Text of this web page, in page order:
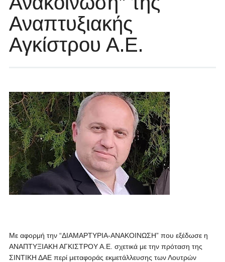
Αναπτυξιακής
Αγκίστρου Α.Ε.
Με αφορμή την “ΔΙΑΜΑΡΤΥΡΙΑ-ΑΝΑΚΟΙΝΩΣΗ” που εξέδωσε η
ΑΝΑΠΤΥΞΙΑΚΗ ΑΓΚΙΣΤΡΟΥ Α.Ε. σχετικά με την πρόταση της
ΣΙΝΤΙΚΗ ΔΑΕ περί μεταφοράς εκμετάλλευσης των Λουτρών